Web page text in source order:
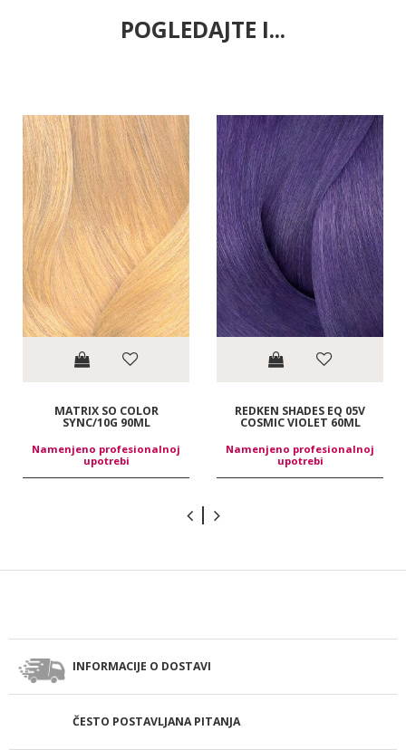
POGLEDAJTE I...
MATRIX SO COLOR
SYNC/10G 90ML
Namenjeno profesionalnoj
upotrebi
REDKEN SHADES EQ 05V
COSMIC VIOLET 60ML
Namenjeno profesionalnoj
upotrebi
INFORMACIJE O DOSTAVI
ČESTO POSTAVLJANA PITANJA